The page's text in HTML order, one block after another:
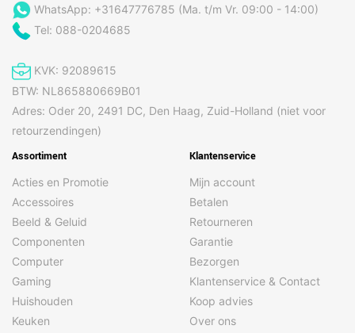
WhatsApp: +31647776785 (Ma. t/m Vr. 09:00 - 14:00)
Tel: 088-0204685
KVK: 92089615
BTW: NL865880669B01
Adres: Oder 20, 2491 DC, Den Haag, Zuid-Holland (niet voor
retourzendingen)
Assortiment
Acties en Promotie
Accessoires
Beeld & Geluid
Componenten
Computer
Gaming
Huishouden
Keuken
Klantenservice
Mijn account
Betalen
Retourneren
Garantie
Bezorgen
Klantenservice & Contact
Koop advies
Over ons